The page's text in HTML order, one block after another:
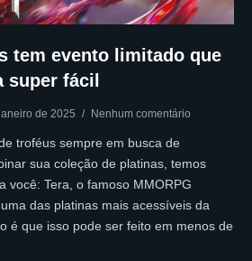
tem evento limitado que
super fácil
de 2025 Nenhum comentário
troféus sempre em busca de
sua coleção de platinas, temos
você: Tera, o famoso MMORPG
das platinas mais acessíveis da
é que isso pode ser feito em menos de